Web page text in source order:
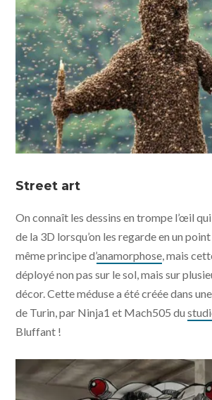
Street art
On connaît les dessins en trompe l’œil
de la 3D lorsqu’on les regarde en un
même principe d’anamorphose , mais
déployé non pas sur le sol, mais sur
décor. Cette méduse a été créée dans
de Turin, par Ninja1 et Mach505 du
Bluffant !